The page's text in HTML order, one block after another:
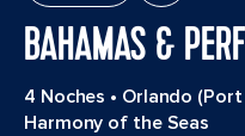
BAHAMAS &
4 Noches • Orlando
Harmony of the Seas